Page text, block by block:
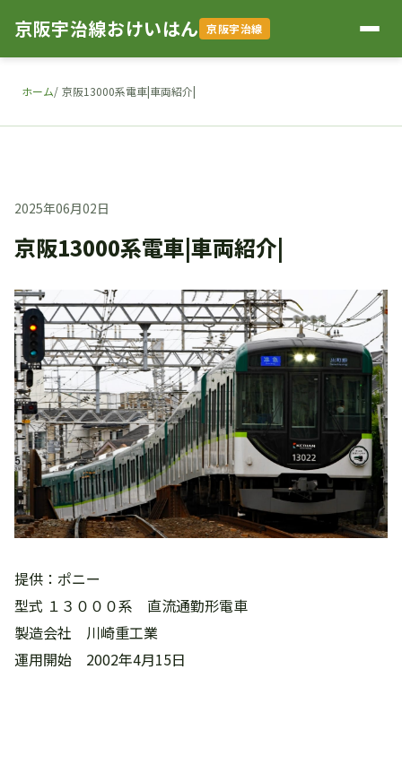
京阪宇治線おけいはん 京阪宇治線
ホーム 京阪13000系電車|車両紹介|
2025年06月02日
京阪13000系電車|車両紹介|
提供：ポニー
型式 １３０００系 直流通勤形電車
製造会社 川崎重工業
運用開始 2002年4月15日